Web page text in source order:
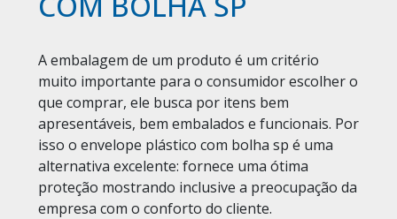
A embalagem de um produto é um critério
muito importante para o consumidor escolher o
que comprar, ele busca por itens bem
apresentáveis, bem embalados e funcionais. Por
isso o envelope plástico com bolha sp é uma
alternativa excelente: fornece uma ótima
proteção mostrando inclusive a preocupação da
empresa com o conforto do cliente.